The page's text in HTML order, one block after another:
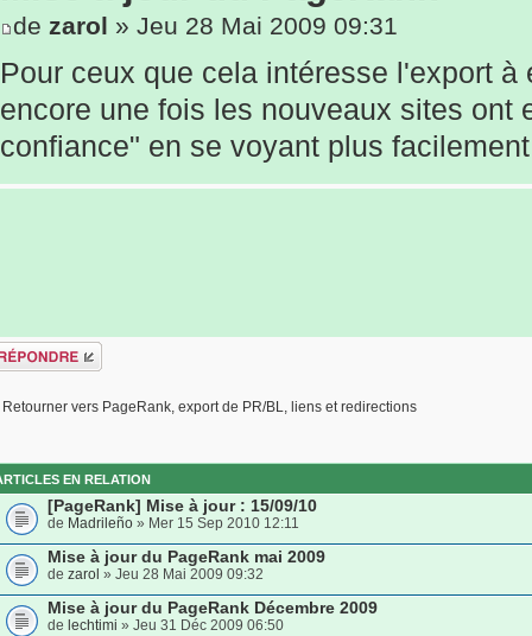
de zarol » Jeu 28 Mai 2009 09:31
Pour ceux que cela intéresse l'export à
encore une fois les nouveaux sites ont
confiance" en se voyant plus
Retourner vers PageRank, export de PR/BL, liens et redirections
EN RELATION
[PageRank] Mise à jour : 15/09/10
de Madrileño » Mer 15 Sep 2010 12:11
Mise à jour du PageRank mai 2009
de zarol » Jeu 28 Mai 2009 09:32
Mise à jour du PageRank Décembre 2009
de lechtimi » Jeu 31 Déc 2009 06:50